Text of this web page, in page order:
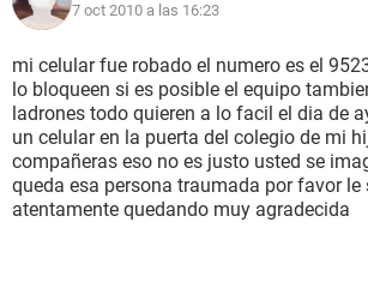
7 oct 2010 a las 16:23
mi celular fue robado el numero es el
lo bloqueen si es posible el equipo
ladrones todo quieren a lo facil el dia de
un celular en la puerta del colegio de mi
compañeras eso no es justo usted se
queda esa persona traumada por favor le
atentamente quedando muy agradecida